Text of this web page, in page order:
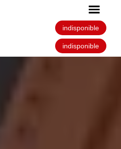
indisponible
indisponible